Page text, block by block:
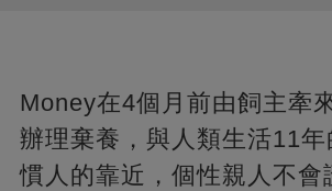
Money在4個月前由飼主牽
辦理棄養，與人類生活11年
慣人的靠近，個性親人不會